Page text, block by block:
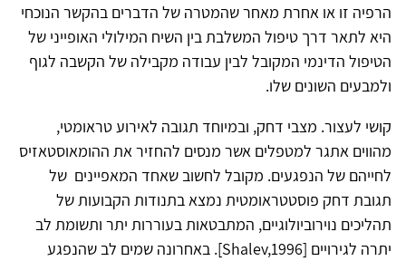
הרפיה זו או אחרת מאחר שהמטרה של הדברים בהקשר הנוכחי
היא לתאר דרך טיפול המשלבת בין השיח המילולי האופייני של
הטיפול הדינמי המקובל לבין עבודה מקבילה של הקשבה לגוף
ולמבעים השונים שלו.
קושי לעצור. מצבי דחק, ובמיוחד תגובה לאירוע טראומטי,
מהווים אתגר למטפלים אשר מנסים להחזיר את ההומאוסטאזיס
לחייהם של הנפגעים. מקובל לחשוב שאחד המאפיינים של
תגובת דחק פוסטטראומטית נמצא בתנודות הקבועות של
תהליכים נוירוביולוגיים, המתבטאות בעוררות יתר ותשומת לב
יתרה לגירויים [Shalev,1996]. באחרונה שמים לב שהנפגע